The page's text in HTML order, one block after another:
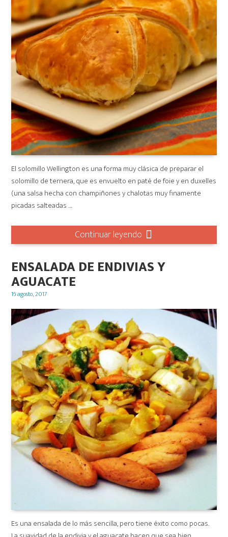
El solomillo Wellington es una forma muy clásica de preparar el
solomillo de ternera, que es envuelto en paté de foie y en duxelles
(una salsa hecha con champiñones y chalotas muy finamente
picadas salteadas …
Continuar leyendo
ENSALADA DE ENDIVIAS Y
AGUACATE
Posted
16 agosto, 2017
Es una ensalada de lo más sencilla, pero tiene éxito como pocas.